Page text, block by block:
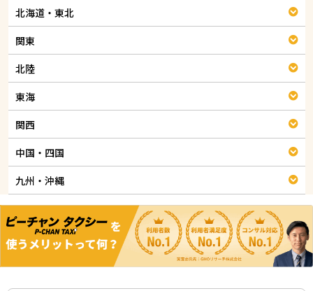
北海道・東北
関東
北陸
東海
関西
中国・四国
九州・沖縄